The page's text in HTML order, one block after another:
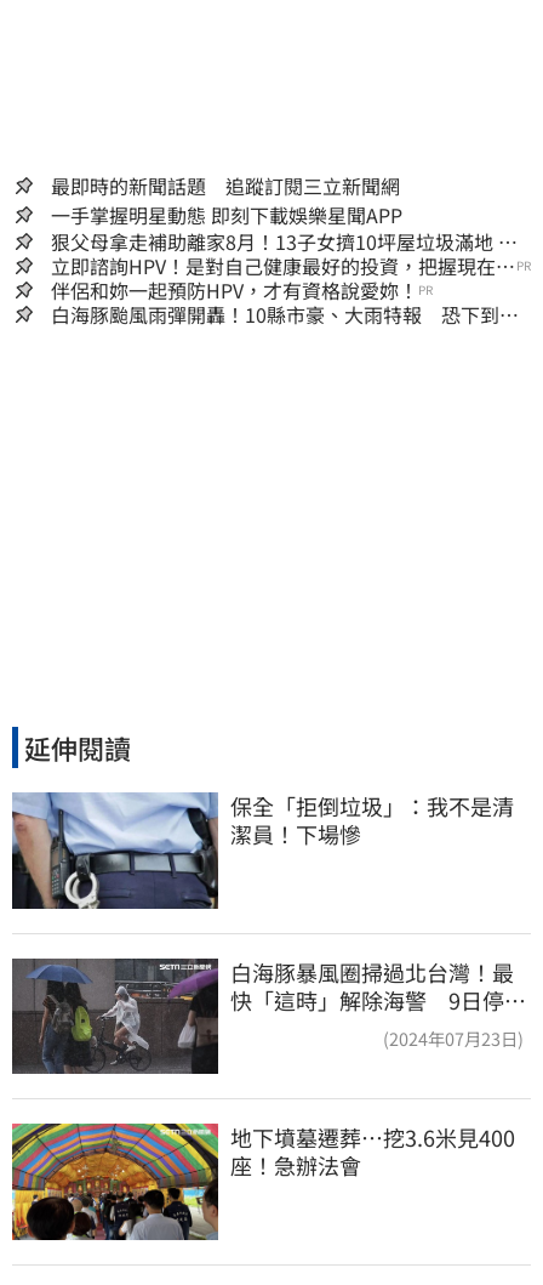
最即時的新聞話題 追蹤訂閱三立新聞網
一手掌握明星動態 即刻下載娛樂星聞APP
狠父母拿走補助離家8月！13子女擠10坪屋垃圾滿地 驚
見幼童深夜遊蕩
立即諮詢HPV！是對自己健康最好的投資，把握現在不
嫌晚！
PR
伴侶和妳一起預防HPV，才有資格說愛妳！ PR
白海豚颱風雨彈開轟！10縣市豪、大雨特報 恐下到明
延伸閱讀
保全「拒倒垃圾」：我不是清
潔員！下場慘
白海豚暴風圈掃過北台灣！最
快「這時」解除海警 9日停班
(2024年07月23日)
地下墳墓遷葬…挖3.6米見400
座！急辦法會